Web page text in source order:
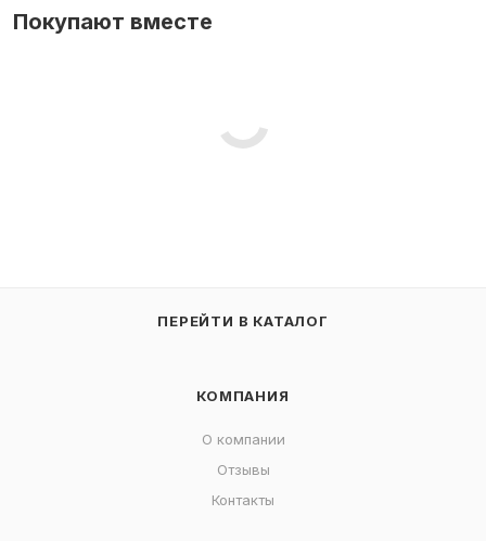
Покупают вместе
ПЕРЕЙТИ В КАТАЛОГ
КОМПАНИЯ
О компании
Отзывы
Контакты